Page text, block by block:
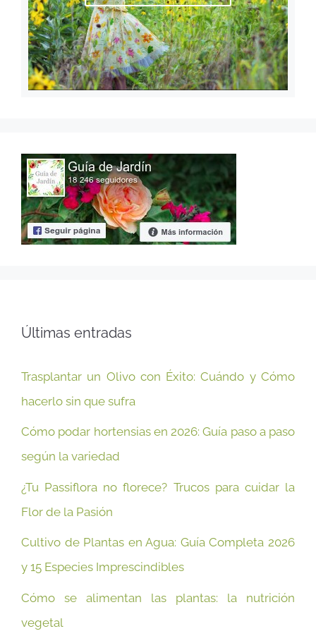
Últimas entradas
Trasplantar un Olivo con Éxito: Cuándo y Cómo
hacerlo sin que sufra
Cómo podar hortensias en 2026: Guía paso a paso
según la variedad
¿Tu Passiflora no florece? Trucos para cuidar la
Flor de la Pasión
Cultivo de Plantas en Agua: Guía Completa 2026
y 15 Especies Imprescindibles
Cómo se alimentan las plantas: la nutrición
vegetal